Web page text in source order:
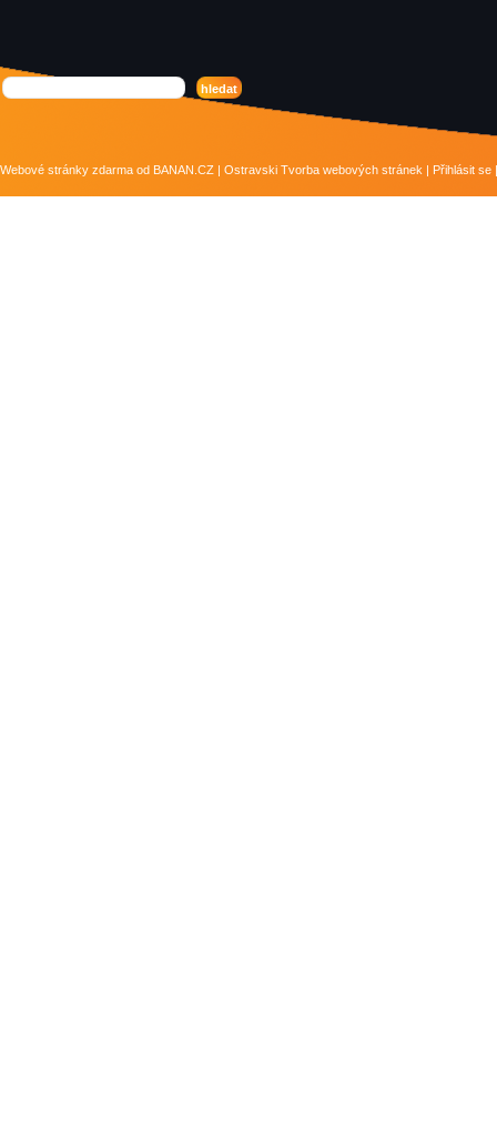
Webové stránky zdarma od BANAN.CZ | Ostravski Tvorba webových stránek | Přihlásit se